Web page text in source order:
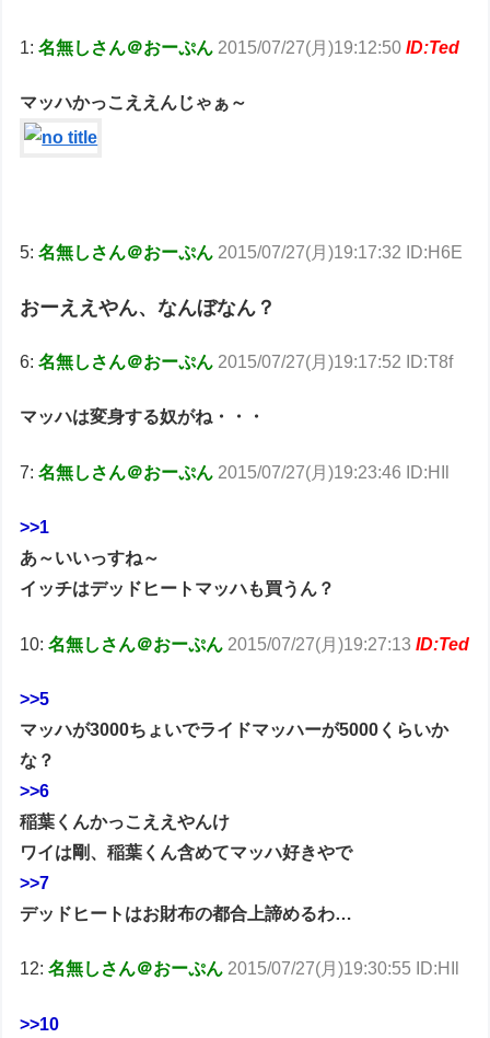
1:名無しさん＠おーぷん 2015/07/27(月)19:12:50ID:Ted
マッハかっこええんじゃぁ～
5:名無しさん＠おーぷん 2015/07/27(月)19:17:32 ID:H6E
おーええやん、なんぼなん？
6:名無しさん＠おーぷん 2015/07/27(月)19:17:52 ID:T8f
マッハは変身する奴がね・・・
7:名無しさん＠おーぷん 2015/07/27(月)19:23:46 ID:HIl
>>1
あ～いいっすね～
イッチはデッドヒートマッハも買うん？
10:名無しさん＠おーぷん 2015/07/27(月)19:27:13ID:Ted
>>5
マッハが3000ちょいでライドマッハーが5000くらいか
な？
>>6
稲葉くんかっこええやんけ
ワイは剛、稲葉くん含めてマッハ好きやで
>>7
デッドヒートはお財布の都合上諦めるわ…
12:名無しさん＠おーぷん 2015/07/27(月)19:30:55 ID:HIl
>>10